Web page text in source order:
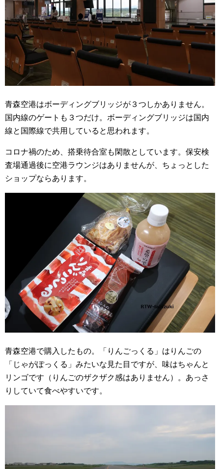
青森空港はボーディングブリッジが３つしかありません。
国内線のゲートも３つだけ。ボーディングブリッジは国内
線と国際線で共用していると思われます。
コロナ禍のため、搭乗待合室も閑散としています。保安検
査場通過後に空港ラウンジはありませんが、ちょっとした
ショップならあります。
青森空港で購入したもの。「りんごっくる」はりんごの
「じゃがぽっくる」みたいな見た目ですが、味はちゃんと
リンゴです（りんごのザクザク感はありません）。あっさ
りしていて食べやすいです。